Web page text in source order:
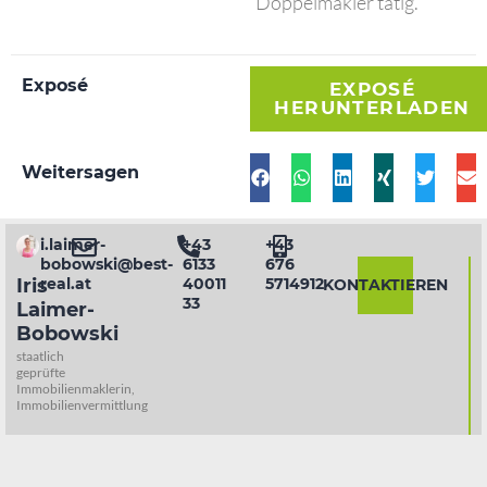
Exposé
EXPOSÉ
HERUNTERLADEN
Weitersagen
Iris
Laimer-
Bobowski
staatlich
geprüfte
Immobilienmaklerin,
Immobilienvermittlung
i.laimer-
bobowski@best-
real.at
+43
6133
40011
33
+43
676
5714912KONTAKTIEREN